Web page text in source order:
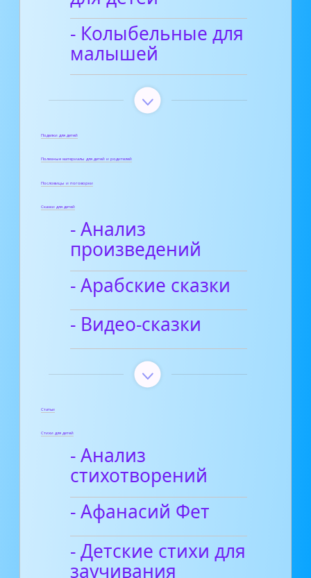
- Колыбельные для
малышей
Поделки для детей
Полезные материалы для детей и родителей
Пословицы и поговорки
Сказки для детей
- Анализ
произведений
- Арабские сказки
- Видео-сказки
Статьи
Стихи для детей
- Анализ
стихотворений
- Афанасий Фет
- Детские стихи для
заучивания